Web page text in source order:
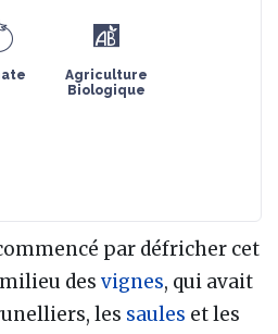
Agriculture
Biologique
par défricher cet
des vignes, qui avait
les saules et les